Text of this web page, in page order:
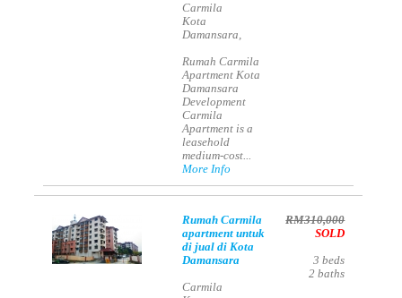
Carmila
Kota
Damansara,
Rumah Carmila
Apartment Kota
Damansara
Development
Carmila
Apartment is a
leasehold
medium-cost...
More Info
Rumah Carmila
apartment untuk
di jual di Kota
Damansara
Carmila
RM310,000
SOLD
3 beds
2 baths